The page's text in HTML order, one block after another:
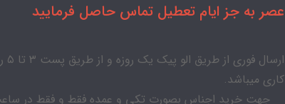
عصر به جز ایام تعطیل تماس حاصل فرمایید
ارسال
کاری میباشد.